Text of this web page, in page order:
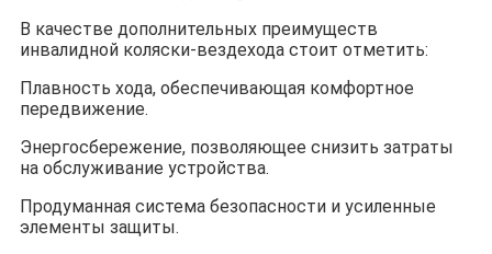
В качестве дополнительных преимуществ
инвалидной коляски-вездехода стоит отметить:
Плавность хода, обеспечивающая комфортное
передвижение.
Энергосбережение, позволяющее снизить затраты
на обслуживание устройства.
Продуманная система безопасности и усиленные
элементы защиты.